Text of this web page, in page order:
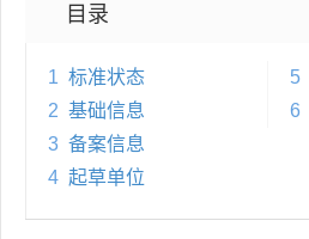
目录
1 标准状态
2 基础信息
3 备案信息
4 起草单位
5
6